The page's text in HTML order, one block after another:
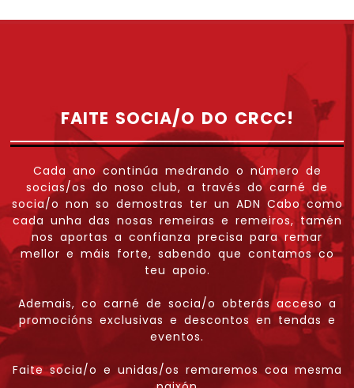
FAITE SOCIA/O DO CRCC!
Cada ano continúa medrando o número de
socias/os do noso club, a través do carné de
socia/o non so demostras ter un ADN Cabo como
cada unha das nosas remeiras e remeiros, tamén
nos aportas a confianza precisa para remar
mellor e máis forte, sabendo que contamos co
teu apoio.
Ademais, co carné de socia/o obterás acceso a
promocións exclusivas e descontos en tendas e
eventos.
Faite socia/o e unidas/os remaremos coa mesma